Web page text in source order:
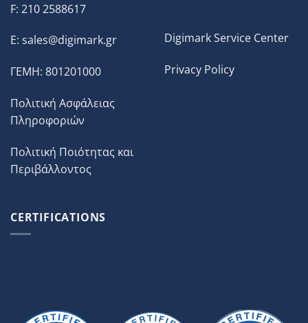
F: 210 2588617
E: sales@digimark.gr
ΓΕΜΗ: 801201000
Πολιτική Ασφάλειας
Πληροφοριών
Πολιτική Ποιότητας και
Περιβάλλοντος
Digimark Service Center
Privacy Policy
CERTIFICATIONS